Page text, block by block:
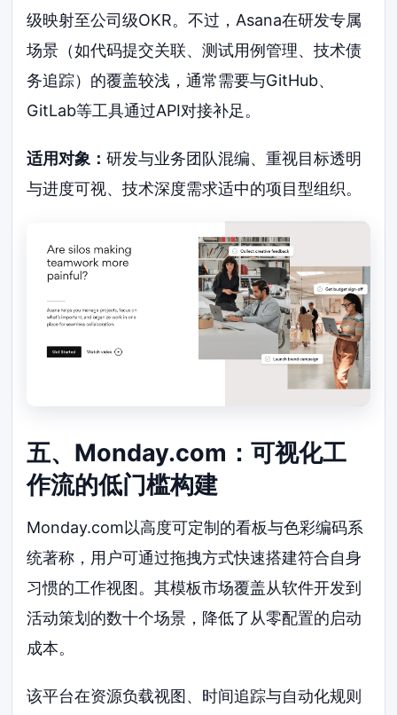
级映射至公司级OKR。不过，Asana在研发专属
场景（如代码提交关联、测试用例管理、技术债
务追踪）的覆盖较浅，通常需要与GitHub、
GitLab等工具通过API对接补足。
适用对象：研发与业务团队混编、重视目标透明
与进度可视、技术深度需求适中的项目型组织。
五、Monday.com：可视化工
作流的低门槛构建
Monday.com以高度可定制的看板与色彩编码系
统著称，用户可通过拖拽方式快速搭建符合自身
习惯的工作视图。其模板市场覆盖从软件开发到
活动策划的数十个场景，降低了从零配置的启动
成本。
该平台在资源负载视图、时间追踪与自动化规则